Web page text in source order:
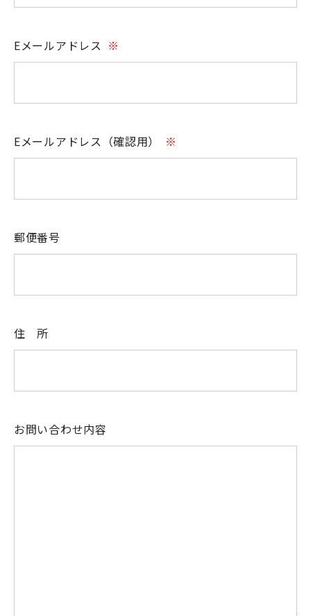
Eメールアドレス ※
Eメールアドレス（確認用） ※
郵便番号
住 所
お問い合わせ内容